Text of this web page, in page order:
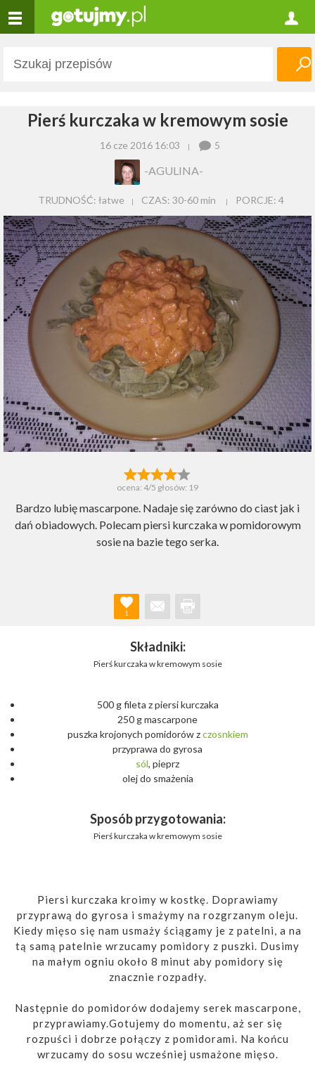
Pierś kurczaka w kremowym sosie
16 cze 2016 16:03 5
-AGULINA-
TRUDNOŚĆ: łatwe CZAS:30-60 min PORCJE: 4
ocena: 4/5 głosów: 19
Bardzo lubię mascarpone. Nadaje się zarówno do ciast jak i
dań obiadowych. Polecam piersi kurczaka w pomidorowym
sosie na bazie tego serka.
1
Składniki:
Pierś kurczaka w kremowym sosie
500 g fileta z piersi kurczaka
250 g mascarpone
puszka krojonych pomidorów zczosnkiem
przyprawa do gyrosa
sól, pieprz
olej do smażenia
Sposób przygotowania:
Pierś kurczaka w kremowym sosie
Piersi kurczaka kroimy w kostkę. Doprawiamy
przyprawą do gyrosa i smażymy na rozgrzanym oleju.
Kiedy mięso się nam usmaży ściągamy je z patelni, a na
tą samą patelnie wrzucamy pomidory z puszki. Dusimy
na małym ogniu około 8 minut aby pomidory się
znacznie rozpadły.
Następnie do pomidorów dodajemy serek mascarpone,
przyprawiamy.Gotujemy do momentu, aż ser się
rozpuści i dobrze połączy z pomidorami. Na końcu
wrzucamy do sosu wcześniej usmażone mięso.